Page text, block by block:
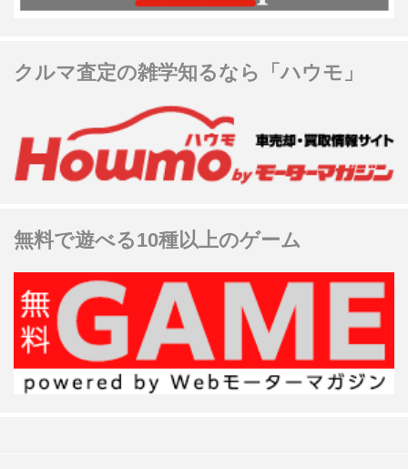
クルマ査定の雑学知るなら「ハウモ」
無料で遊べる10種以上のゲーム